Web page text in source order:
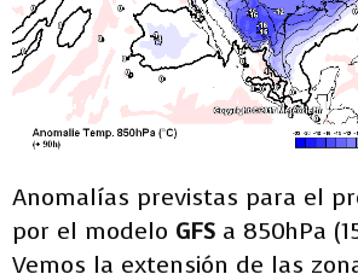
Anomalías previstas para el
por el modelo GFS a 850hPa
Vemos la extensión de las